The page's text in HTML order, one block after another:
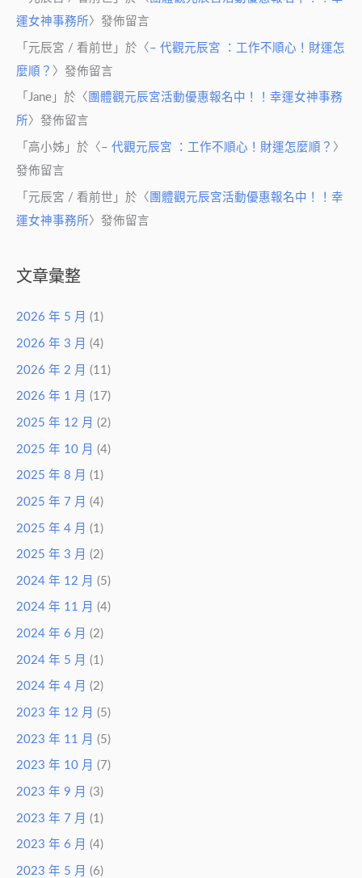
運女神事務所 〉發佈留言
「 元辰宮 / 看前世 」於〈 – 代觀元辰宮 ：工作不順心！財運怎
麼順？ 〉發佈留言
「 Jane 」於〈 團體觀元辰宮活動優惠報名中！！幸運女神事務
所〉發佈留言
「 高小姊 」於〈 – 代觀元辰宮 ：工作不順心！財運怎麼順？ 〉
發佈留言
「 元辰宮 / 看前世 」於〈 團體觀元辰宮活動優惠報名中！！幸
運女神事務所〉發佈留言
文章彙整
2026 年 5 月 (1)
2026 年 3 月 (4)
2026 年 2 月 (11)
2026 年 1 月 (17)
2025 年 12 月 (2)
2025 年 10 月 (4)
2025 年 8 月 (1)
2025 年 7 月 (4)
2025 年 4 月 (1)
2025 年 3 月 (2)
2024 年 12 月 (5)
2024 年 11 月 (4)
2024 年 6 月 (2)
2024 年 5 月 (1)
2024 年 4 月 (2)
2023 年 12 月 (5)
2023 年 11 月 (5)
2023 年 10 月 (7)
2023 年 9 月 (3)
2023 年 7 月 (1)
2023 年 6 月 (4)
2023 年 5 月 (6)